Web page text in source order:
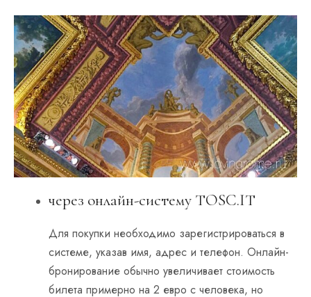
через онлайн-систему TOSC.IT
Для покупки необходимо зарегистрироваться в
системе, указав имя, адрес и телефон. Онлайн-
бронирование обычно увеличивает стоимость
билета примерно на 2 евро с человека, но